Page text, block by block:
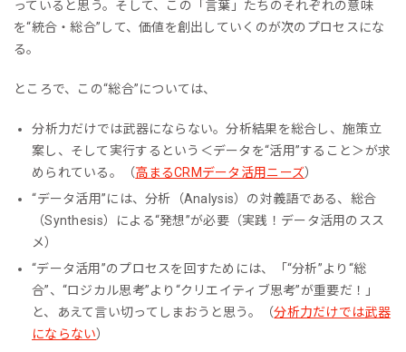
っていると思う。そして、この「言葉」たちのそれぞれの意味
を“統合・総合”して、価値を創出していくのが次のプロセスにな
る。
ところで、この“総合”については、
分析力だけでは武器にならない。分析結果を総合し、施策立
案し、そして実行するという＜データを“活用”すること＞が求
められている。（高まるCRMデータ活用ニーズ）
“データ活用”には、分析（Analysis）の対義語である、総合
（Synthesis）による“発想”が必要（実践！データ活用のスス
メ）
“データ活用”のプロセスを回すためには、「“分析”より“総
合”、“ロジカル思考”より“クリエイティブ思考”が重要だ！」
と、あえて言い切ってしまおうと思う。（分析力だけでは武器
にならない）